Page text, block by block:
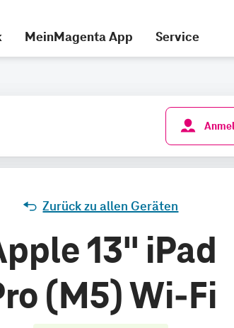
MeinMagenta App Service
Zurück zu allen Geräten
13" iPad
(M5) Wi-Fi